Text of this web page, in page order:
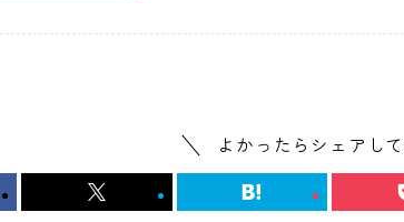
よかったらシェアして